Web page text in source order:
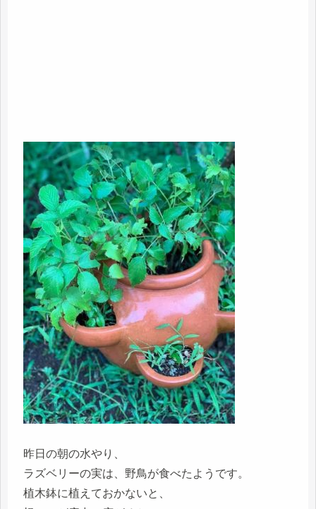
昨日の朝の水やり、
ラズベリーの実は、野鳥が食べたようです。
植木鉢に植えておかないと、